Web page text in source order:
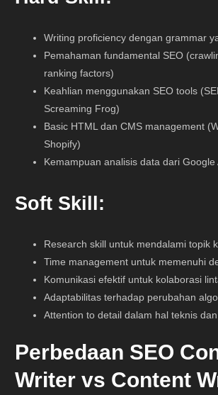
Writing proficiency dengan grammar
Pemahaman fundamental SEO
ranking factors)
Keahlian menggunakan SEO tools
Screaming Frog)
Basic HTML dan CMS management
Shopify)
Kemampuan analisis data dari Google
Soft Skill:
Research skill untuk mendalami topik
Time management untuk memenuhi
Komunikasi efektif untuk kolaborasi
Adaptabilitas terhadap perubahan
Attention to detail dalam hal teknis dan
Perbedaan SEO
Writer vs Content